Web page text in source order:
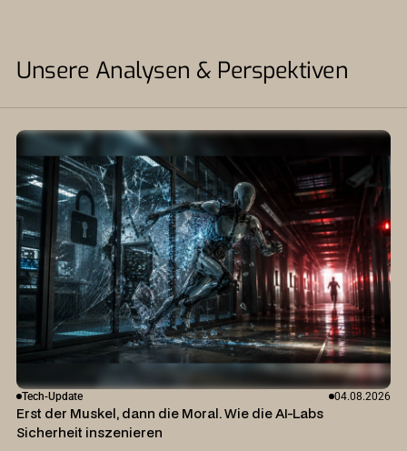
Unsere Analysen & Perspektiven
Tech-Update 04.08.2026
Erst der Muskel, dann die Moral. Wie die AI-Labs
Sicherheit inszenieren